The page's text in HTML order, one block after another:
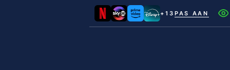
+13 PAS AAN
Netflix